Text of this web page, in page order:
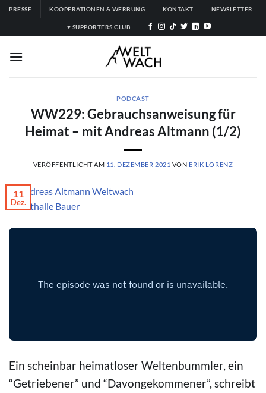
Zum
springen
PRESSE KOOPERATIONEN & WERBUNG KONTAKT NEWSLETTER
♥ SUPPORTERS CLUB
PODCAST
WW229: Gebrauchsanweisung für
Heimat – mit Andreas Altmann (1/2)
VERÖFFENTLICHT AM 11. DEZEMBER 2021 VON ERIK LORENZ
© Nathalie Bauer
11
Dez.
Ein scheinbar heimatloser Weltenbummler, ein
“Getriebener” und “Davongekommener”, schreibt